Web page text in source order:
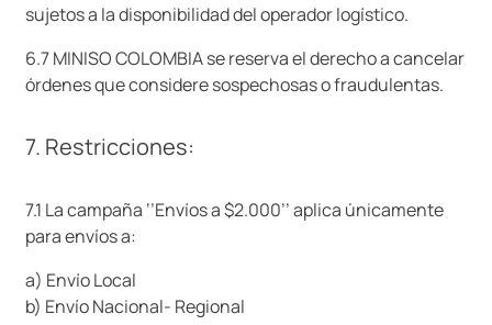
sujetos a la disponibilidad del operador logístico.
6.7 MINISO COLOMBIA se reserva el derecho a cancelar
órdenes que considere sospechosas o fraudulentas.
7. Restricciones:
7.1 La campaña ‘’Envíos a $2.000’’ aplica únicamente
para envíos a:
a) Envío Local
b) Envío Nacional- Regional